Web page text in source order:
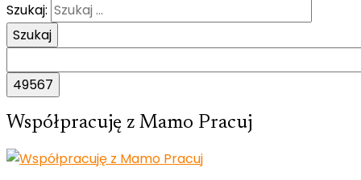
Szukaj:
Współpracuję z Mamo Pracuj